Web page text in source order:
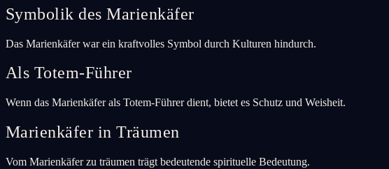
Symbolik des Marienkäfer
Das Marienkäfer war ein kraftvolles Symbol durch Kulturen hindurch.
Als Totem-Führer
Wenn das Marienkäfer als Totem-Führer dient, bietet es Schutz und Weisheit.
Marienkäfer in Träumen
Vom Marienkäfer zu träumen trägt bedeutende spirituelle Bedeutung.